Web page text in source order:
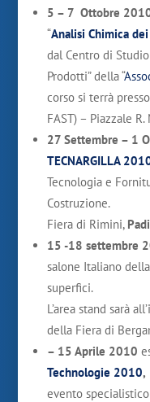
5 – 7 Ottobre
“Analisi Chimica
dal Centro di
Prodotti” della “
corso si terrà
FAST) – Piazzale
27 Settembre – 1
TECNARGILLA
Tecnologia e
Costruzione.
Fiera di Rimini,
15 -18 settembre
salone Italiano
superfici.
L’area stand sarà
della Fiera di
– 15 Aprile 2010
Technologie 2010,
evento